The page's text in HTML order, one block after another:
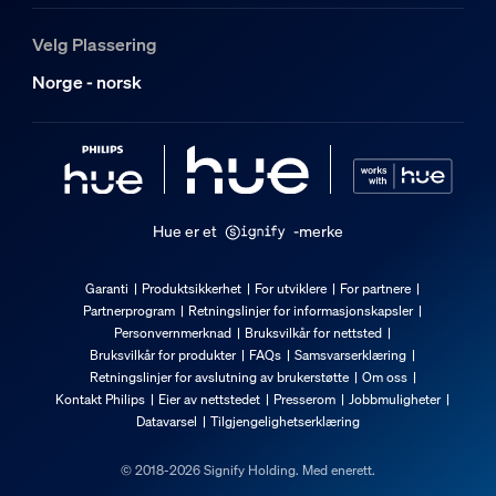
Nominell levetid
25 000
Miljøet
Maks fuktighet ved drift
5 % <H<95 % (ikke-kondenserende)
–20 °C til 40 °C
Ekstra funksjon/tilbehør følger med.
Batterier følger med
Velg Plassering
Norge - norsk
Hue er et -merke
Garanti Produktsikkerhet For utviklere
For partnere
Partnerprogram
Retningslinjer for informasjonskapsler
Personvernmerknad
Bruksvilkår for nettsted
Bruksvilkår for produkter
FAQs
Samsvarserklæring
Retningslinjer for avslutning av brukerstøtte
Om oss
Kontakt Philips
Eier av nettstedet Presserom
Jobbmuligheter
Datavarsel
Tilgjengelighetserklæring
© 2018-2026 Signify Holding. Med enerett.